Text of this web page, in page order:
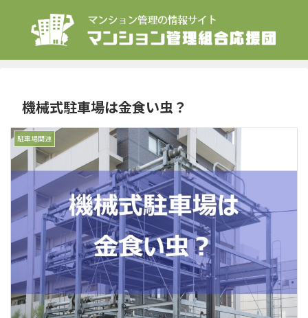
機械式駐車場は金食い虫？
駐車場関連